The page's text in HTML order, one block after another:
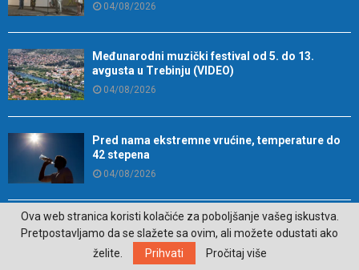
04/08/2026
Međunarodni muzički festival od 5. do 13.
avgusta u Trebinju (VIDEO)
04/08/2026
Pred nama ekstremne vrućine, temperature do
42 stepena
04/08/2026
Prodaje se stan na Obali Luke Vukalovića u
Trebinju
04/08/2026
Ova web stranica koristi kolačiće za poboljšanje vašeg iskustva.
Pretpostavljamo da se slažete sa ovim, ali možete odustati ako
želite.
Prihvati Pročitaj više